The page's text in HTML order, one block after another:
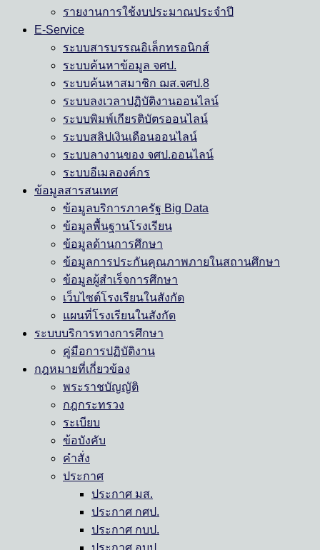
รายงานการใช้งบประมาณประจำปี
E-Service
ระบบสารบรรณอิเล็กทรอนิกส์
ระบบค้นหาข้อมูล จศป.
ระบบค้นหาสมาชิก ฌส.จศป.8
ระบบลงเวลาปฏิบัติงานออนไลน์
ระบบพิมพ์เกียรติบัตรออนไลน์
ระบบสลิปเงินเดือนออนไลน์
ระบบลางานของ จศป.ออนไลน์
ระบบอีเมลองค์กร
ข้อมูลสารสนเทศ
ข้อมูลบริการภาครัฐ Big Data
ข้อมูลพื้นฐานโรงเรียน
ข้อมูลด้านการศึกษา
ข้อมูลการประกันคุณภาพภายในสถานศึกษา
ข้อมูลผู้สำเร็จการศึกษา
เว็บไซต์โรงเรียนในสังกัด
แผนที่โรงเรียนในสังกัด
ระบบบริการทางการศึกษา
คู่มือการปฏิบัติงาน
กฎหมายที่เกี่ยวข้อง
พระราชบัญญัติ
กฎกระทรวง
ระเบียบ
ข้อบังคับ
คำสั่ง
ประกาศ
ประกาศ มส.
ประกาศ กศป.
ประกาศ กบป.
ประกาศ อบป.